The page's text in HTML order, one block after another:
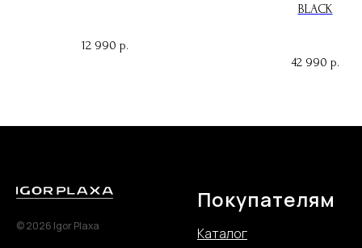
12 990 р.
BLACK
42 990 р.
© 2026 Igor Plaxa
Покупателям
Каталог